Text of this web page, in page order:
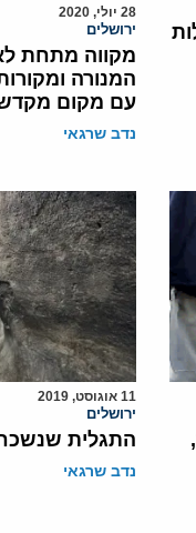
28 יולי, 2020
ירושלים
מקווה מתחת
המנורה
עם מקום
נדב שרגאי
11 אוגוסט, 2019
ירושלים
התגלית
נדב שרגאי